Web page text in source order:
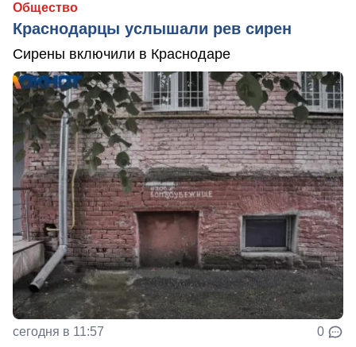
Общество
Краснодарцы услышали рев сирен
Сирены включили в Краснодаре
сегодня в 11:57 0